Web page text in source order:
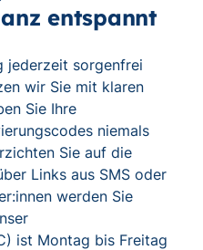
entspannt
jederzeit sorgenfrei
wir Sie mit klaren
Sie Ihre
niemals
Sie auf die
Links aus SMS oder
werden Sie
ist Montag bis Freitag